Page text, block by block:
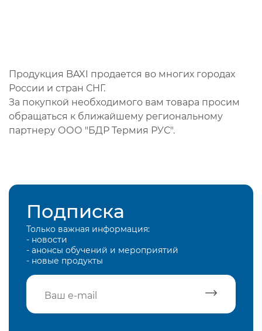
Продукция BAXI продается во многих городах
России и стран СНГ.
За покупкой необходимого вам товара просим
обращаться к ближайшему региональному
партнеру ООО "БДР Термия РУС".
Подписка
Только важная информация:
- новости
- анонсы обучений и мероприятий
- новые продукты